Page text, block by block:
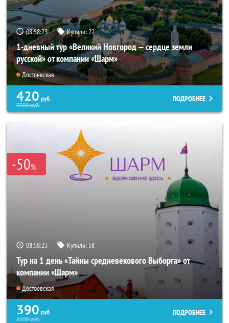
08:58:21 Купили: 22
1-дневный тур «Великий Новгород — сердце земли
русской» от компании «Шарм»
Достоевская
420 руб.
3300руб.
ПОДРОБНЕЕ
-50%
08:58:21 Купили: 58
Тур на 1 день «Тайны средневекового Выборга» от
компании «Шарм»
Достоевская
390 руб.
3100руб.
ПОДРОБНЕЕ